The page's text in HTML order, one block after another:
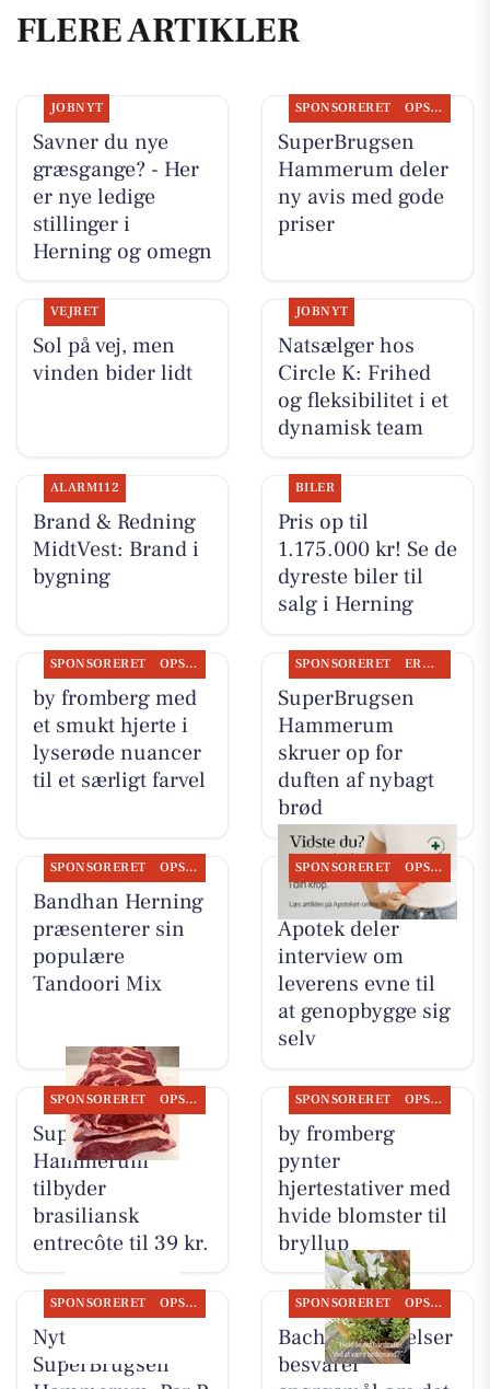
FLERE ARTIKLER
JOBNYT
Savner du nye
græsgange? - Her
er nye ledige
stillinger i
Herning og omegn
SPONSORERET OPSLAGSTAVLEN
SuperBrugsen
Hammerum deler
ny avis med gode
priser
VEJRET
Sol på vej, men
vinden bider lidt
JOBNYT
Natsælger hos
Circle K: Frihed
og fleksibilitet i et
dynamisk team
ALARM112
Brand & Redning
MidtVest: Brand i
bygning
BILER
Pris op til
1.175.000 kr! Se de
dyreste biler til
salg i Herning
SPONSORERET OPSLAGSTAVLEN
by fromberg med
et smukt hjerte i
lyserøde nuancer
til et særligt farvel
SPONSORERET ERHVERV
SuperBrugsen
Hammerum
skruer op for
duften af nybagt
brød
SPONSORERET OPSLAGSTAVLEN
Bandhan Herning
præsenterer sin
populære
Tandoori Mix
SPONSORERET OPSLAGSTAVLEN
Herning Løve
Apotek deler
interview om
leverens evne til
at genopbygge sig
selv
SPONSORERET OPSLAGSTAVLEN
SuperBrugsen
Hammerum
tilbyder
brasiliansk
entrecôte til 39 kr.
SPONSORERET OPSLAGSTAVLEN
by fromberg
pynter
hjertestativer med
hvide blomster til
bryllup
SPONSORERET OPSLAGSTAVLEN
Nyt fra
SuperBrugsen
SPONSORERET OPSLAGSTAVLEN
Bachs Begravelser
besvarer